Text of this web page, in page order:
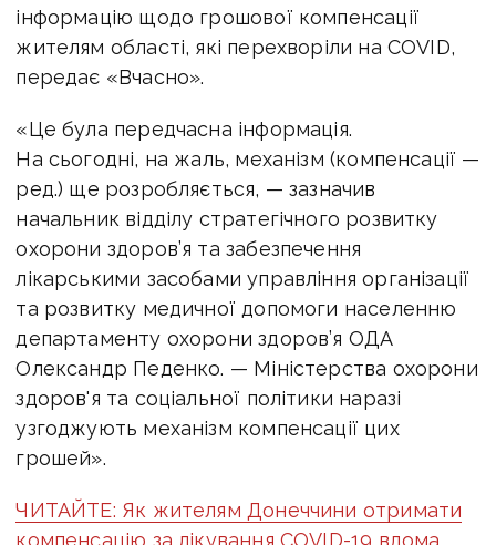
інформацію щодо грошової компенсації
жителям області, які перехворіли на COVID,
передає «Вчасно».
«Це була передчасна інформація.
На сьогодні, на жаль, механізм (компенсації —
ред.) ще розробляється, — зазначив
начальник відділу стратегічного розвитку
охорони здоров’я та забезпечення
лікарськими засобами управління організації
та розвитку медичної допомоги населенню
департаменту охорони здоров’я ОДА
Олександр Педенко. — Міністерства охорони
здоров'я та соціальної політики наразі
узгоджують механізм компенсації цих
грошей».
ЧИТАЙТЕ: Як жителям Донеччини отримати
компенсацію за лікування COVID-19 вдома